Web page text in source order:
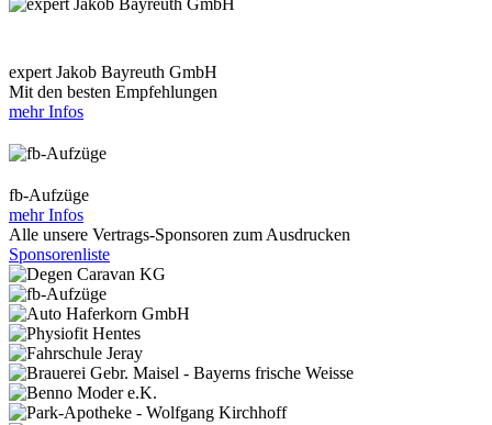
expert Jakob Bayreuth GmbH
Mit den besten Empfehlungen
mehr Infos
fb-Aufzüge
mehr Infos
Alle unsere Vertrags-Sponsoren zum Ausdrucken
Sponsorenliste